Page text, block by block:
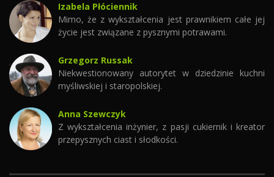
Izabela Płóciennik
Mimo, że z wykształcenia jest prawnikiem całe jej
życie jest związane z pysznymi potrawami.
Grzegorz Russak
Niekwestionowany autorytet w dziedzinie kuchni
myśliwskiej i staropolskiej.
Anna Szewczyk
Z wykształcenia inżynier, z pasji cukiernik i kreator
przepysznych ciast i słodkości.